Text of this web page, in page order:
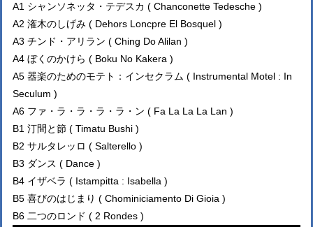
A1 シャンソネッタ・テデスカ ( Chanconette Tedesche )
A2 潅木のしげみ ( Dehors Loncpre El Bosquel )
A3 チンド・アリラン ( Ching Do Alilan )
A4 ぼくのかけら ( Boku No Kakera )
A5 器楽のためのモテト：インセクラム ( Instrumental Motel : In
Seculum )
A6 ファ・ラ・ラ・ラ・ラ・ン ( Fa La La La Lan )
B1 汀間と節 ( Timatu Bushi )
B2 サルタレッロ ( Salterello )
B3 ダンス ( Dance )
B4 イザベラ ( Istampitta : Isabella )
B5 喜びのはじまり ( Chominiciamento Di Gioia )
B6 二つのロンド ( 2 Rondes )